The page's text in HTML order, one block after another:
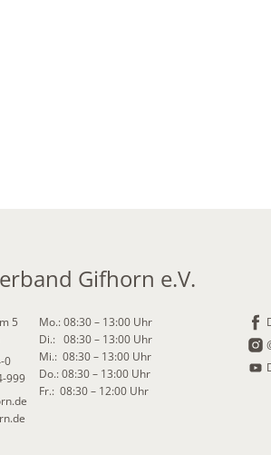
Gifhorn e.V.
5
0
999
Mo.: 08:30 – 13:00 Uhr
Di.: 08:30 – 13:00 Uhr
Mi.: 08:30 – 13:00 Uhr
Do.: 08:30 – 13:00 Uhr
Fr.: 08:30 – 12:00 Uhr